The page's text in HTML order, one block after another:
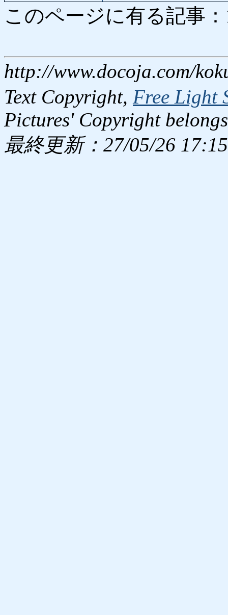
このページに有る記事
http://www.docoja.com/
Text Copyright, Free Light
Pictures' Copyright
最終更新：27/05/26 17:15